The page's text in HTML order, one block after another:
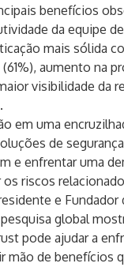
benefícios
da equipe
mais sólida
aumento na
visibilidade da
em uma
de
e enfrentar uma
riscos
e Fundador
global
pode ajudar a
mão de benefícios